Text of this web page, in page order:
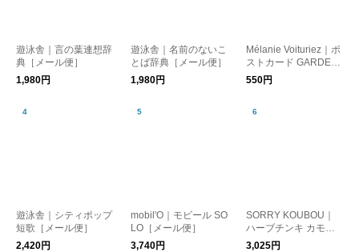
遊泳舎｜言の葉連想辞
典［メール便］
1,980円
遊泳舎｜名前のないこ
とば辞典［メール便］
1,980円
Mélanie Voituriez｜ポ
ストカード GARDEN
［メール便］
550円
遊泳舎｜シティポップ
短歌［メール便］
2,420円
mobil'O｜モビール SO
LO［メール便］
3,740円
SORRY KOUBOU｜
ハーブチンキ カモミ
ール 30ml
3,025円